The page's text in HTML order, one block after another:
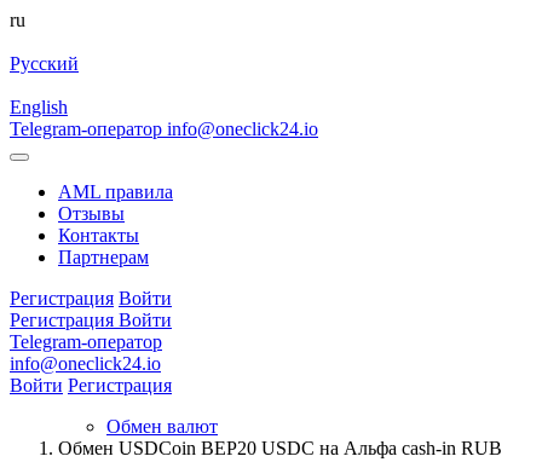
ru
Русский
English
Telegram-оператор info@oneclick24.io
AML правила
Отзывы
Контакты
Партнерам
Регистрация Войти
Регистрация Войти
Telegram-оператор
info@oneclick24.io
Войти Регистрация
Обмен валют
Обмен USDCoin BEP20 USDC на Альфа cash-in RUB